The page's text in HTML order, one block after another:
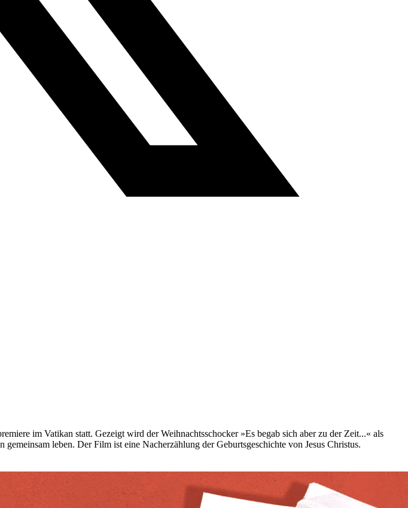
im Vatikan statt. Gezeigt wird der Weihnachtsschocker »Es begab sich aber zu der Zeit...« als
leben. Der Film ist eine Nacherzählung der Geburtsgeschichte von Jesus Christus.